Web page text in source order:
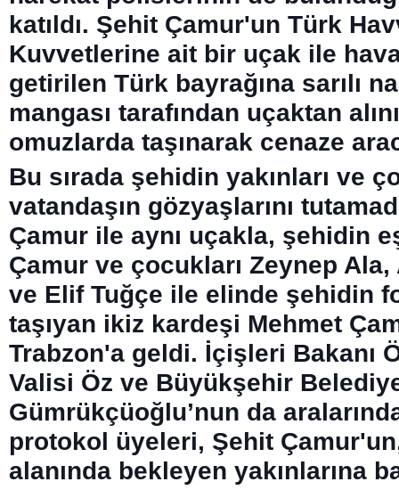
katıldı. Şehit Çamur'un Türk
Kuvvetlerine ait bir uçak ile
getirilen Türk bayrağına sarılı
mangası tarafından uçaktan
omuzlarda taşınarak cenaze
Bu sırada şehidin yakınları ve
vatandaşın gözyaşlarını
Çamur ile aynı uçakla, şehidin
Çamur ve çocukları Zeynep
ve Elif Tuğçe ile elinde şehidin
taşıyan ikiz kardeşi Mehmet
Trabzon'a geldi. İçişleri Bakanı
Valisi Öz ve Büyükşehir
Gümrükçüoğlu’nun da
protokol üyeleri, Şehit
alanında bekleyen yakınlarına